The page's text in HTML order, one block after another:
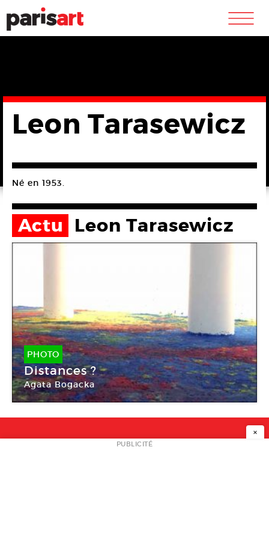
m
Leon Tarasewicz
Né en 1953.
Actu Leon Tarasewicz
PHOTO
Distances ?
Agata Bogacka
NEWSLETTER
×
PUBLICITÉ